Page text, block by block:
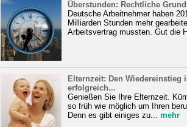
Überstunden: Rechtliche
Deutsche Arbeitnehmer haben
Milliarden Stunden mehr
Arbeitsvertrag mussten. Gut die
Elternzeit: Den Wiedereinstieg
erfolgreich...
Genießen Sie Ihre Elternzeit.
so früh wie möglich um Ihren
Denn es gibt einiges zu...
mehr